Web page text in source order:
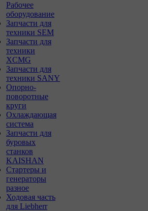
Рабочее
оборудование
Запчасти для
техники SEM
Запчасти для
техники
XCMG
Запчасти для
техники SANY
Опорно-
поворотные
круги
Охлаждающая
система
Запчасти для
буровых
станков
KAISHAN
Стартеры и
генераторы
разное
Ходовая часть
для Liebherr